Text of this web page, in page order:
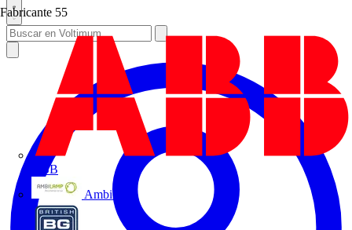
Fabricante 55
ABB
Ambilamp